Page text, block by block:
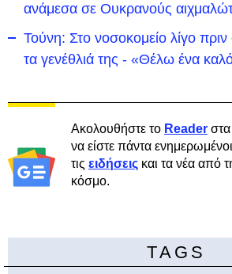
ανάμεσα σε Ουκρανούς
Τούνη: Στο νοσοκομείο λίγο πριν
τα γενέθλιά της - «Θέλω ένα
Ακολουθήστε το Reader στα
να είστε πάντα
τις ειδήσεις και τα νέα από
κόσμο.
TAGS